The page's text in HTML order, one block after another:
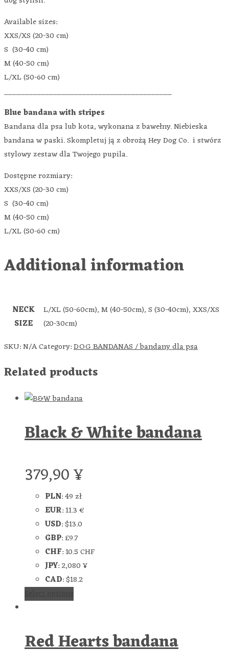
Available sizes:
XXS/XS (20-30 cm)
S (30-40 cm)
M (40-50 cm)
L/XL (50-60 cm)
_________________________________________
Blue bandana with stripes
Bandana dla psa lub kota, wykonana z bawełny. Niebieska
bandana w paski. Skompletuj ją z obrożą Hey Dog Co. i stwórz
stylowy zestaw dla Twojego pupila.
Dostępne rozmiary:
XXS/XS (20-30 cm)
S (30-40 cm)
M (40-50 cm)
L/XL (50-60 cm)
Additional information
NECK
SIZE
L/XL (50-60cm), M (40-50cm), S (30-40cm), XXS/XS
(20-30cm)
SKU:N/ACategory:DOG BANDANAS / bandany dla psa
Related products
Black & White bandana
379,90¥
PLN:49 zł
EUR:11.3 €
USD:$13.0
GBP:£9.7
CHF:10.5 CHF
JPY:2,080 ¥
CAD:$18.2
Red Hearts bandana